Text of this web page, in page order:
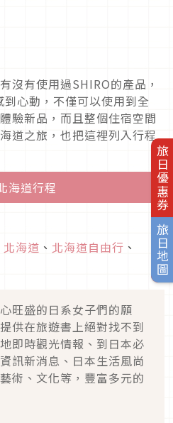
旅日優惠券
旅日地圖
沒有使用過SHIRO的產品，
心動，不僅可以使用到全
驗新品，而且整個住宿空間
道之旅，也把這裡列入行程
海道行程
北海道 、 北海道自由行 、
旺盛的日系女子們的願
供在旅遊書上絕對找不到
即時觀光情報、到日本必
訊新消息、日本生活風尚
術、文化等，豐富多元的